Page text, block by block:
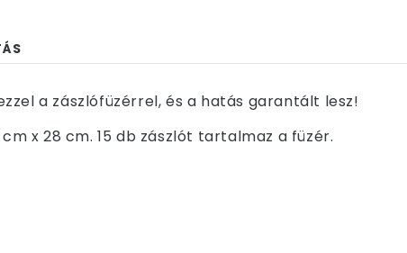
a zászlófüzérrel, és a hatás garantált lesz!
x 28 cm. 15 db zászlót tartalmaz a füzér.